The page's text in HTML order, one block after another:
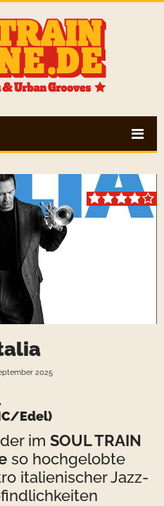
2025
Edel)
im SOUL TRAIN
so hochgelobte
italienischer Jazz-